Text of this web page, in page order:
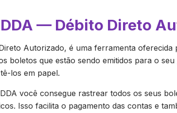
DDA — Débito Direto
Autorizado, é uma ferramenta
boletos que estão sendo emitidos para o seu
los em papel.
você consegue rastrear todos os seus
Isso facilita o pagamento das contas e